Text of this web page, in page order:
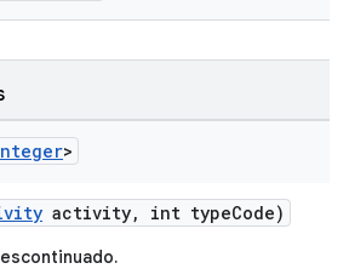
>
activity, int typeCode)